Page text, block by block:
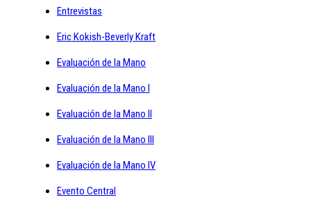
Entrevistas
Eric Kokish-Beverly Kraft
Evaluación de la Mano
Evaluación de la Mano I
Evaluación de la Mano II
Evaluación de la Mano III
Evaluación de la Mano IV
Evento Central